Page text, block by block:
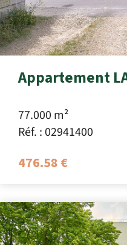
Appartement
77.000 m²
Réf. : 02941400
476.58 €